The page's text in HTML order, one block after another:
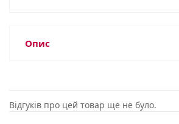
Опис
Відгуків про цей товар ще не було.